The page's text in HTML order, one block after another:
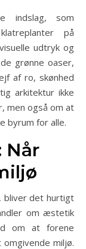
indslag, som
på
udtryk og
grønne oaser,
af ro, skønhed
arkitektur ikke
men også om at
byrum for alle.
Når
bliver det hurtigt
om æstetik
om at forene
miljø.